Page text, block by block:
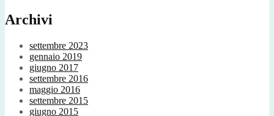
Archivi
settembre 2023
gennaio 2019
giugno 2017
settembre 2016
maggio 2016
settembre 2015
giugno 2015